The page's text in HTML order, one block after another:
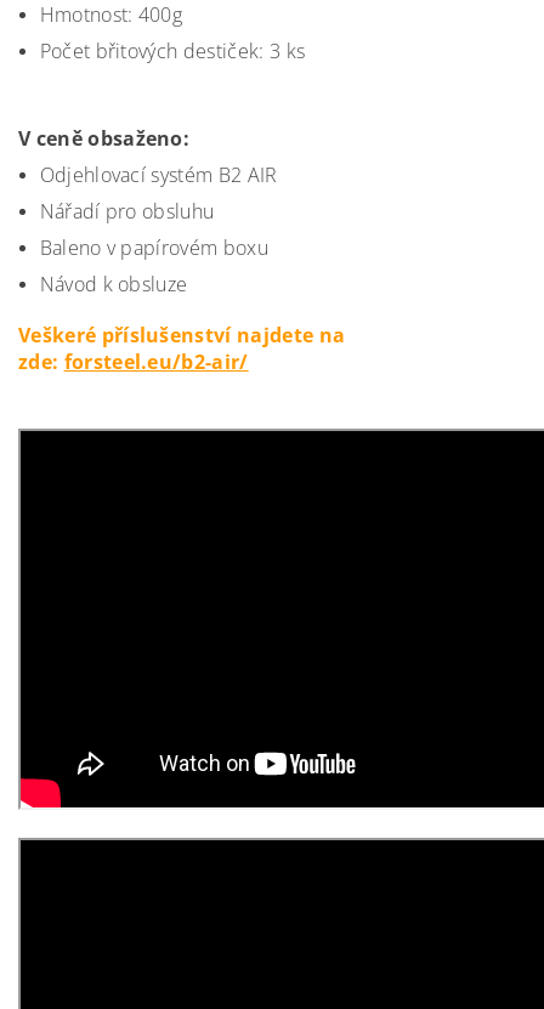
Hmotnost: 400g
Počet břitových destiček: 3 ks
V ceně obsaženo:
Odjehlovací systém B2 AIR
Nářadí pro obsluhu
Baleno v papírovém boxu
Návod k obsluze
Veškeré příslušenství najdete na
zde: forsteel.eu/b2-air/